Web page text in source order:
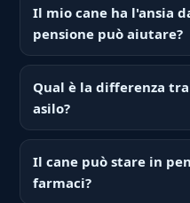
Il mio cane ha l'ansia
pensione può aiutare?
Qual è la differenza
asilo?
Il cane può stare in
farmaci?